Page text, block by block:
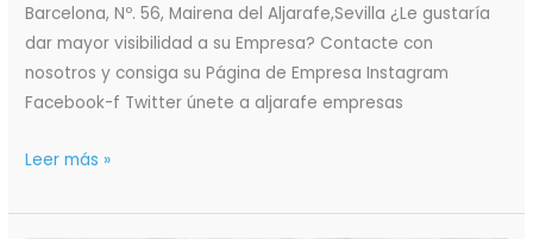
Barcelona, Nº. 56, Mairena del Aljarafe,Sevilla ¿Le gustaría
dar mayor visibilidad a su Empresa? Contacte con
nosotros y consiga su Página de Empresa Instagram
Facebook-f Twitter únete a aljarafe empresas
Leer más »